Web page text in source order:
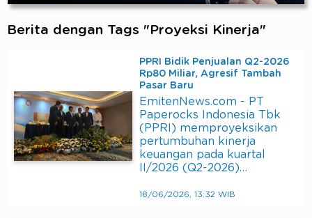
Berita dengan Tags "Proyeksi Kinerja"
PPRI Bidik Penjualan Q2-2026
Rp80 Miliar, Agresif Tambah
Pasar Baru
EmitenNews.com - PT
Paperocks Indonesia Tbk
(PPRI) memproyeksikan
pertumbuhan kinerja
keuangan pada kuartal
II/2026 (Q2-2026)…
18/06/2026, 13:32 WIB